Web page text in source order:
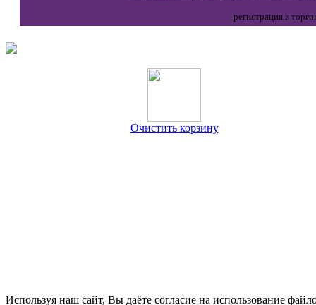
регистрация в
Очистить корзину
Используя наш сайт, Вы даёте согласие на использование